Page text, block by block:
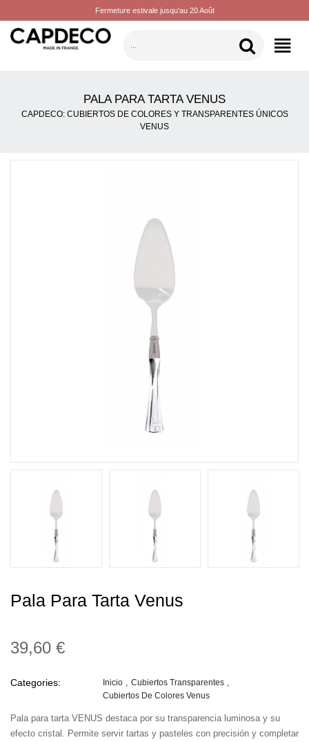
Fermeture estivale jusqu'au 20 Août
CATEGORÍAS
PALA PARA TARTA VENUS
CAPDECO: CUBIERTOS DE COLORES Y TRANSPARENTES ÚNICOS
VENUS
Pala Para Tarta Venus
39,60 €
Categories: Inicio
Cubiertos Transparentes
Cubiertos De Colores Venus
Pala para tarta VENUS destaca por su transparencia luminosa y su
efecto cristal. Permite servir tartas y pasteles con precisión y completar